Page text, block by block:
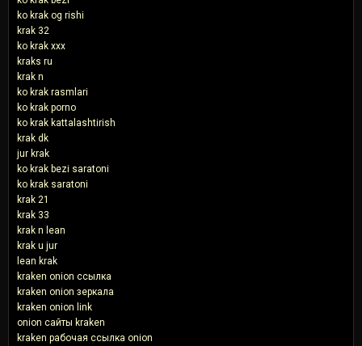
ko krak og rishi
krak 32
ko krak xxx
kraks ru
krak n
ko krak rasmlari
ko krak porno
ko krak kattalashtirish
krak dk
jur krak
ko krak bezi saratoni
ko krak saratoni
krak 21
krak 33
krak n lean
krak u jur
lean krak
kraken onion ссылка
kraken onion зеркала
kraken onion link
onion сайты kraken
kraken рабочая ссылка onion